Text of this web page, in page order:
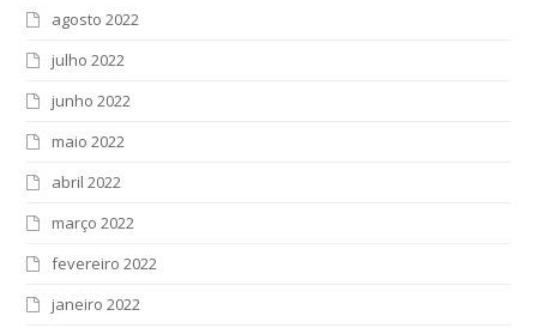
agosto 2022
julho 2022
junho 2022
maio 2022
abril 2022
março 2022
fevereiro 2022
janeiro 2022